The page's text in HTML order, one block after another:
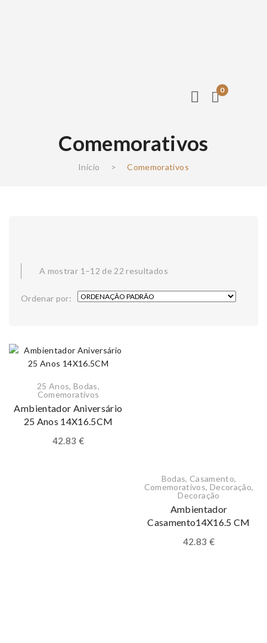
0
Comemorativos
Início > Comemorativos
A mostrar 1–12 de 22 resultados
Ordenar por:
25 Anos,Bodas,
Comemorativos
Ambientador Aniversário
25 Anos 14X16.5CM
42.83 €
Bodas, Casamento,
Comemorativos, Decoração,
Decoração
Ambientador
Casamento14X16.5 CM
42.83 €